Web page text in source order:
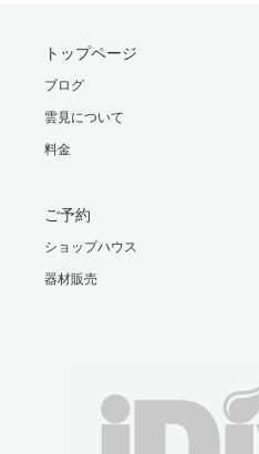
トップページ
ブログ
雲見について
料金
ご予約
ショップハウス
器材販売